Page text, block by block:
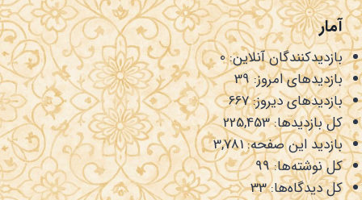
آمار
بازدیدکنندگان آنلاین:0
بازدیدهای امروز:39
بازدیدهای دیروز:667
کل بازدیدها:225,453
بازدید این صفحه:3,781
کل نوشته‌ها:99
کل دیدگاه‌ها:33